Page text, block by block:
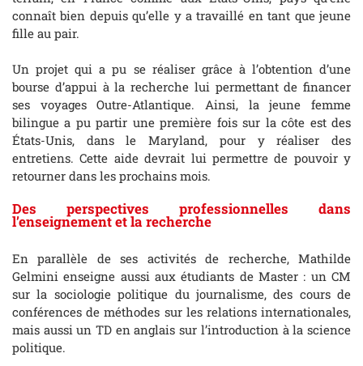
connaît bien depuis qu’elle y a travaillé en tant que jeune
fille au pair.
Un projet qui a pu se réaliser grâce à l’obtention d’une
bourse d’appui à la recherche lui permettant de financer
ses voyages Outre-Atlantique. Ainsi, la jeune femme
bilingue a pu partir une première fois sur la côte est des
États-Unis, dans le Maryland, pour y réaliser des
entretiens. Cette aide devrait lui permettre de pouvoir y
retourner dans les prochains mois.
Des perspectives professionnelles dans
l’enseignement et la recherche
En parallèle de ses activités de recherche, Mathilde
Gelmini enseigne aussi aux étudiants de Master : un CM
sur la sociologie politique du journalisme, des cours de
conférences de méthodes sur les relations internationales,
mais aussi un TD en anglais sur l’introduction à la science
politique.